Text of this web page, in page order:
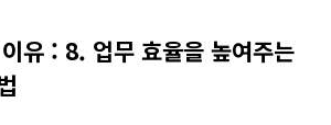
유 : 8. 업무 효율을 높여주는